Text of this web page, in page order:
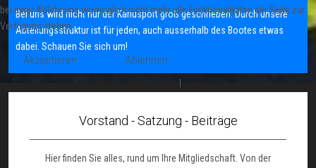
Bei uns wird nicht nur der Kanusport groß geschrieben. Durch unsere
Abteilungsstruktur ist für jeden, auch ausserhalb des Bootes etwas
dabei. Schauen Sie sich um!
Vorstand - Satzung - Beiträge
Hier finden Sie alles, rund um Ihre Mitgliedschaft. Von der
bei einer Ablehnung womöglich nicht mehr alle Funktionalitäten der Seite zur
Verfügung stehen.
Akzeptieren Ablehnen